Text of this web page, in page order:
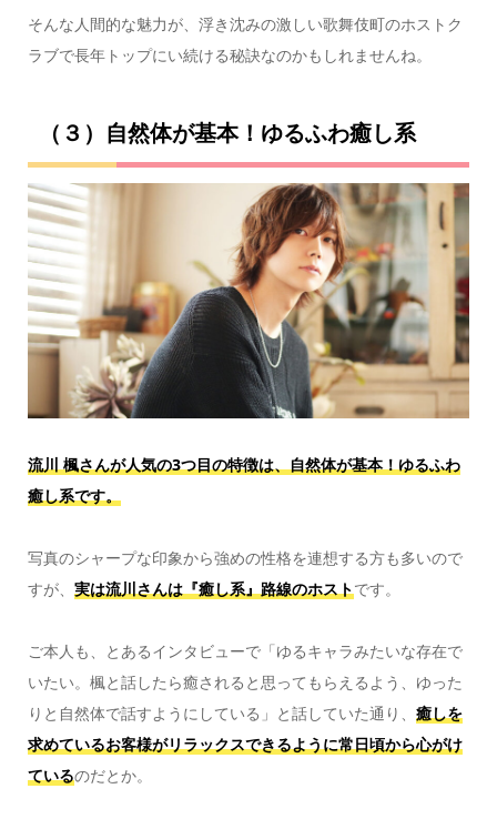
そんな人間的な魅力が、浮き沈みの激しい歌舞伎町のホストク
ラブで長年トップにい続ける秘訣なのかもしれませんね。
（３）自然体が基本！ゆるふわ癒し系
流川 楓さんが人気の3つ目の特徴は、自然体が基本！ゆるふわ
癒し系です。
写真のシャープな印象から強めの性格を連想する方も多いので
すが、 実は流川さんは『癒し系』路線のホストです。
ご本人も、とあるインタビューで「ゆるキャラみたいな存在で
いたい。楓と話したら癒されると思ってもらえるよう、ゆった
りと自然体で話すようにしている」と話していた通り、 癒しを
求めているお客様がリラックスできるように常日頃から心がけ
ているのだとか。